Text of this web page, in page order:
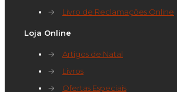
→
Livro de Reclamações Online
Loja Online
→
Artigos de Natal
→
Livros
→
Ofertas Especiais